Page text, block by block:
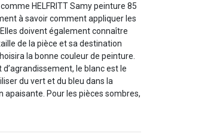
HELFRITT Samy peinture 85
à savoir comment appliquer les
doivent également connaître
de la pièce et sa destination
la bonne couleur de peinture.
le blanc est le
du vert et du bleu dans la
apaisante. Pour les pièces sombres,